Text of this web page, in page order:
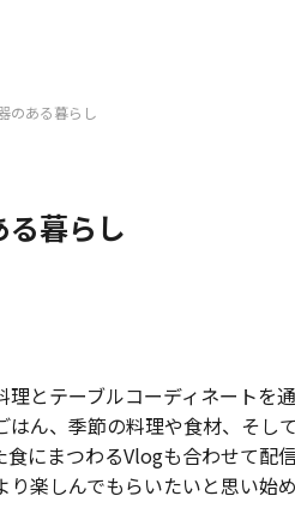
のある暮らし
る暮らし
理とテーブルコーディネートを
はん、季節の料理や食材、そし
食にまつわるVlogも合わせて配
楽しんでもらいたいと思い始め